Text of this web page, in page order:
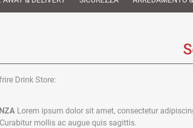
Drink Store:
Lorem ipsum dolor sit amet, consectetur
mollis ac augue quis sagittis.